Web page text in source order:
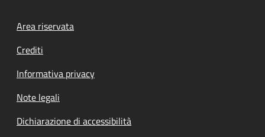
Footer menu
Area riservata
Crediti
Informativa privacy
Note legali
Dichiarazione di accessibilità